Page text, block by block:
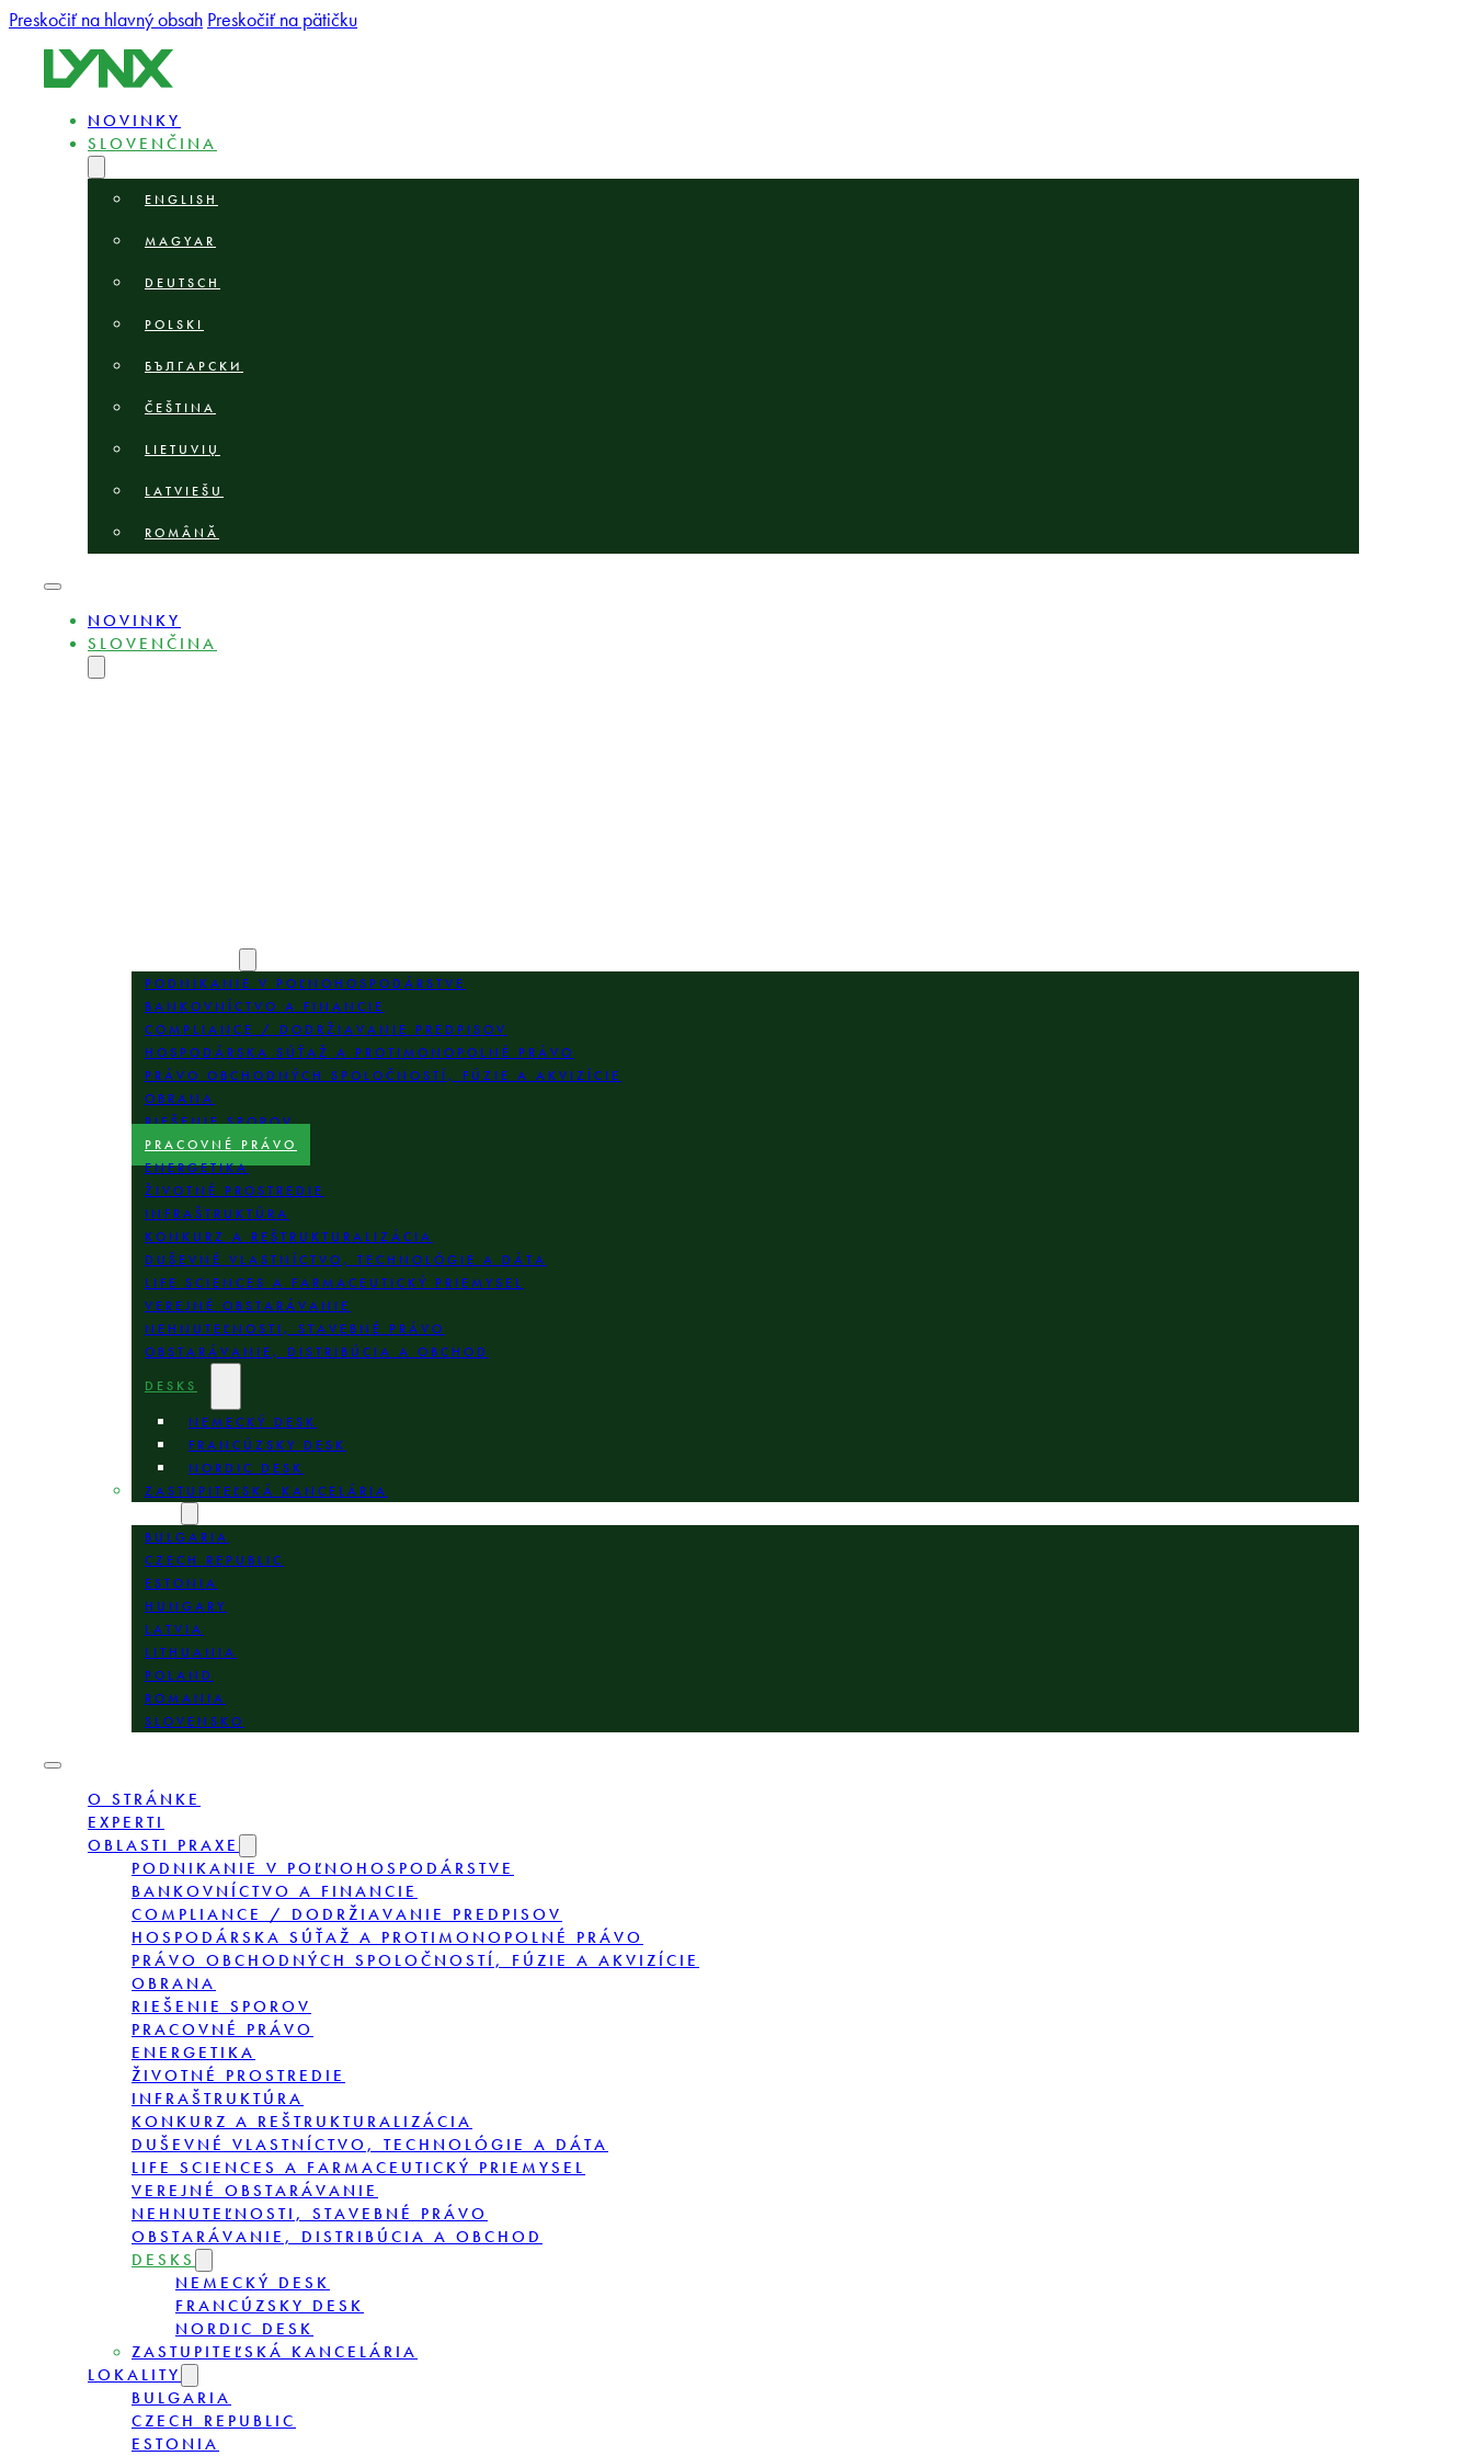
Preskočiť na hlavný obsah Preskočiť na pätičku
NOVINKY
SLOVENČINA
ENGLISH
MAGYAR
DEUTSCH
POLSKI
БЪЛГАРСКИ
ČEŠTINA
LIETUVIŲ
LATVIEŠU
ROMÂNĂ
NOVINKY
SLOVENČINA
PODNIKANIE V POĽNOHOSPODÁRSTVE
BANKOVNÍCTVO A FINANCIE
COMPLIANCE / DODRŽIAVANIE PREDPISOV
HOSPODÁRSKA SÚŤAŽ A PROTIMONOPOLNÉ PRÁVO
PRÁVO OBCHODNÝCH SPOLOČNOSTÍ, FÚZIE A AKVIZÍCIE
OBRANA
RIEŠENIE SPOROV
PRACOVNÉ PRÁVO
ENERGETIKA
ŽIVOTNÉ PROSTREDIE
INFRAŠTRUKTÚRA
KONKURZ A REŠTRUKTURALIZÁCIA
DUŠEVNÉ VLASTNÍCTVO, TECHNOLÓGIE A DÁTA
LIFE SCIENCES A FARMACEUTICKÝ PRIEMYSEL
VEREJNÉ OBSTARÁVANIE
NEHNUTEĽNOSTI, STAVEBNÉ PRÁVO
OBSTARÁVANIE, DISTRIBÚCIA A OBCHOD
DESKS
NEMECKÝ DESK
FRANCÚZSKY DESK
NORDIC DESK
ZASTUPITEĽSKÁ KANCELÁRIA
BULGARIA
CZECH REPUBLIC
ESTONIA
HUNGARY
LATVIA
LITHUANIA
POLAND
ROMANIA
SLOVENSKO
O STRÁNKE
EXPERTI
OBLASTI PRAXE
PODNIKANIE V POĽNOHOSPODÁRSTVE
BANKOVNÍCTVO A FINANCIE
COMPLIANCE / DODRŽIAVANIE PREDPISOV
HOSPODÁRSKA SÚŤAŽ A PROTIMONOPOLNÉ PRÁVO
PRÁVO OBCHODNÝCH SPOLOČNOSTÍ, FÚZIE A AKVIZÍCIE
OBRANA
RIEŠENIE SPOROV
PRACOVNÉ PRÁVO
ENERGETIKA
ŽIVOTNÉ PROSTREDIE
INFRAŠTRUKTÚRA
KONKURZ A REŠTRUKTURALIZÁCIA
DUŠEVNÉ VLASTNÍCTVO, TECHNOLÓGIE A DÁTA
LIFE SCIENCES A FARMACEUTICKÝ PRIEMYSEL
VEREJNÉ OBSTARÁVANIE
NEHNUTEĽNOSTI, STAVEBNÉ PRÁVO
OBSTARÁVANIE, DISTRIBÚCIA A OBCHOD
DESKS
NEMECKÝ DESK
FRANCÚZSKY DESK
NORDIC DESK
ZASTUPITEĽSKÁ KANCELÁRIA
LOKALITY
BULGARIA
CZECH REPUBLIC
ESTONIA